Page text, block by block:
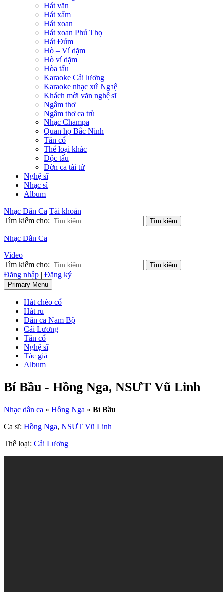
Hát văn
Hát xẩm
Hát xoan
Hát xoan Phú Thọ
Hát Đúm
Hò – Ví dặm
Hò ví dặm
Hòa tấu
Karaoke Cải lương
Karaoke nhạc xứ Nghệ
Khách mời văn nghệ sĩ
Ngâm thơ
Ngâm thơ ca trù
Nhạc Champa
Quan họ Bắc Ninh
Tân cổ
Thể loại khác
Độc tấu
Đờn ca tài tử
Nghệ sĩ
Nhạc sĩ
Album
Nhạc Dân Ca Tài khoản
Tìm kiếm cho:
Nhạc Dân Ca
Video
Tìm kiếm cho:
Đăng nhập | Đăng ký
Primary Menu
Hát chèo cổ
Hát ru
Dân ca Nam Bộ
Cải Lương
Tân cổ
Nghệ sĩ
Tác giả
Album
Bí Bầu - Hồng Nga, NSƯT Vũ Linh
Nhạc dân ca » Hồng Nga » Bí Bầu
Ca sĩ: Hồng Nga, NSƯT Vũ Linh
Thể loại: Cải Lương